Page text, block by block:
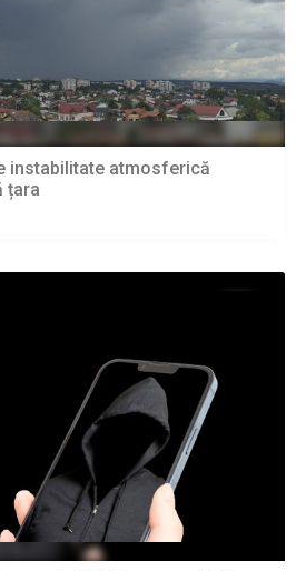
instabilitate atmosferică
țara